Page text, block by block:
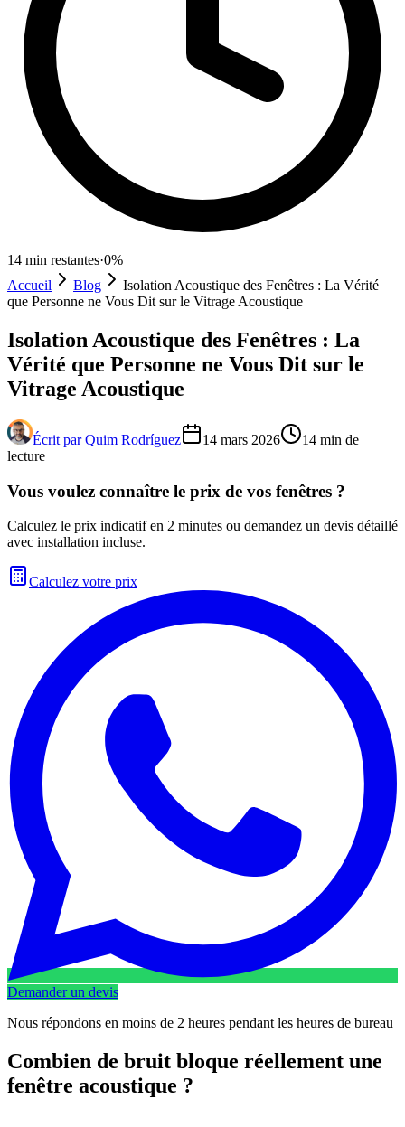
14 min restantes·0%
Accueil
Blog
Isolation Acoustique des Fenêtres : La Vérité
que Personne ne Vous Dit sur le Vitrage Acoustique
Isolation Acoustique des Fenêtres : La
Vérité que Personne ne Vous Dit sur le
Vitrage Acoustique
Écrit par Quim Rodríguez 14 mars 2026 14 min de
lecture
Vous voulez connaître le prix de vos fenêtres ?
Calculez le prix indicatif en 2 minutes ou demandez un devis détaillé
avec installation incluse.
Calculez votre prix
Demander un devis
Nous répondons en moins de 2 heures pendant les heures de bureau
Combien de bruit bloque réellement une
fenêtre acoustique ?